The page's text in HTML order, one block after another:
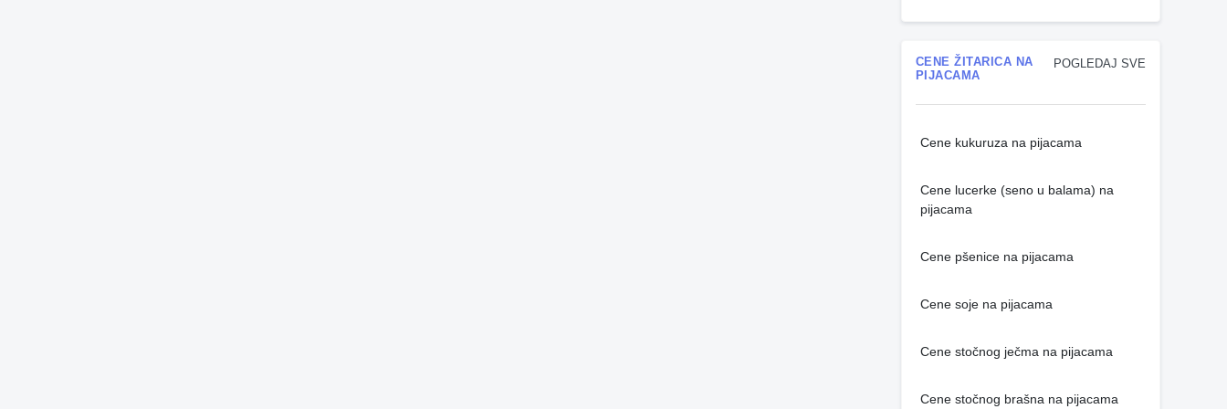
POGLEDAJ SVE
CENE ŽITARICA NA
PIJACAMA
Cene kukuruza na pijacama
Cene lucerke (seno u balama) na
pijacama
Cene pšenice na pijacama
Cene soje na pijacama
Cene stočnog ječma na pijacama
Cene stočnog brašna na pijacama